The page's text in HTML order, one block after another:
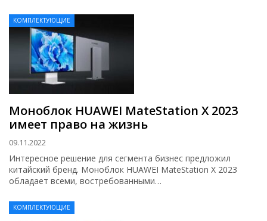
КОМПЛЕКТУЮЩИЕ
Моноблок HUAWEI MateStation X 2023
имеет право на жизнь
09.11.2022
Интересное решение для сегмента бизнес предложил
китайский бренд. Моноблок HUAWEI MateStation X 2023
обладает всеми, востребованными…
КОМПЛЕКТУЮЩИЕ